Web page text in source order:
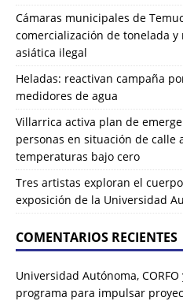
Cámaras municipales de
comercialización de tonelada
asiática ilegal
Heladas: reactivan campaña
medidores de agua
Villarrica activa plan de
personas en situación de calle
temperaturas bajo cero
Tres artistas exploran el
exposición de la Universidad
COMENTARIOS RECIENTES
Universidad Autónoma,
programa para impulsar